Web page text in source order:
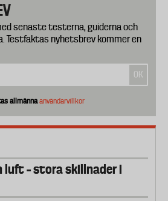
senaste testerna, guiderna och
Testfaktas nyhetsbrev kommer en
allmännaanvändarvillkor
luft – stora skillnader i